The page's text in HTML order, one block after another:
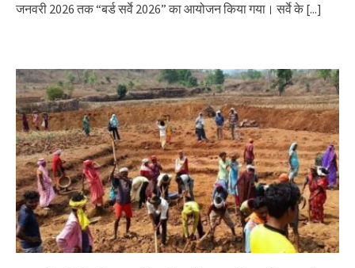
जनवरी 2026 तक “बर्ड सर्वे 2026” का आयोजन किया गया। सर्वे के [...]